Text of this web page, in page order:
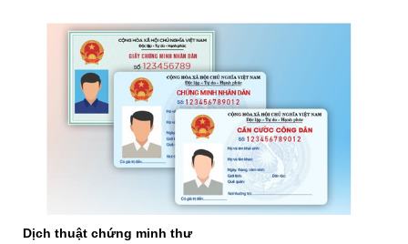
Dịch thuật chứng minh thư